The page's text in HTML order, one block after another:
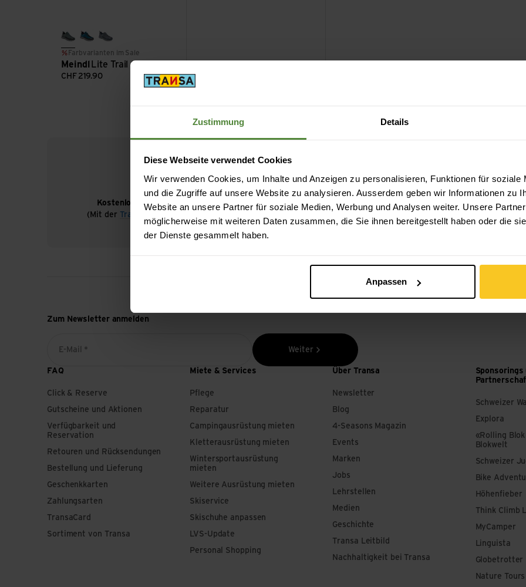
Zustimmung Details
Diese Webseite verwendet Cookies
Wir verwenden Cookies, um Inhalte und Anzeigen zu personalisieren, Funktionen für soziale
und die Zugriffe auf unsere Website zu analysieren. Ausserdem geben wir Informationen zu
Website an unsere Partner für soziale Medien, Werbung und Analysen weiter. Unsere
möglicherweise mit weiteren Daten zusammen, die Sie ihnen bereitgestellt haben oder die
der Dienste gesammelt haben.
Anpassen
lodenblau/orange
grau/graphite
Farbvarianten im Sale
Meindl Lite Trail GTX
CHF 219.90
Kostenloser Versand ab CHF 99
(Mit der
TransaCard
Sicheres Bezahlen mit Twint, Kreditkarte und
Zum Newsletter anmelden
E-Mail * Weiter
FAQ
Click & Reserve
Gutscheine und Aktionen
Verfügbarkeit und
Reservation
Retouren und Rücksendungen
Bestellung und Lieferung
Geschenkkarten
Zahlungsarten
TransaCard
Sortiment von Transa
Miete & Services
Pflege
Reparatur
Campingausrüstung mieten
Kletterausrüstung mieten
Wintersportausrüstung
mieten
Weitere Ausrüstung mieten
Skiservice
Skischuhe anpassen
LVS-Update
Personal Shopping
Über Transa
Newsletter
Blog
4-Seasons Magazin
Events
Marken
Jobs
Lehrstellen
Medien
Geschichte
Transa Leitbild
Nachhaltigkeit bei Transa
Sponsorings
Schweizer
Explora
«Rolling
Blokwelt
Schweizer
Bike
Höhenfieber
Think Climb
MyCamper
Linguista
Globetrotter
Nature Tours